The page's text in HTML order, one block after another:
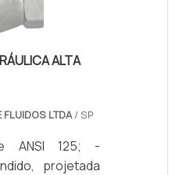
de forma
idoneidade em
sua essência
clientes no
ALTA
LTDA/ SP
ANSI 125; -
projetada